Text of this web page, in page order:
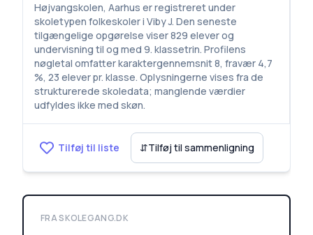
Højvangskolen, Aarhus er registreret under
skoletypen folkeskoler i Viby J. Den seneste
tilgængelige opgørelse viser 829 elever og
undervisning til og med 9. klassetrin. Profilens
nøgletal omfatter karaktergennemsnit 8, fravær 4,7
%, 23 elever pr. klasse. Oplysningerne vises fra de
strukturerede skoledata; manglende værdier
udfyldes ikke med skøn.
Tilføj til liste ⇵Tilføj til sammenligning
FRA SKOLEGANG.DK